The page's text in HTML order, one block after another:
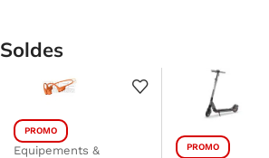
Soldes
PROMO
Equipements &
PROMO